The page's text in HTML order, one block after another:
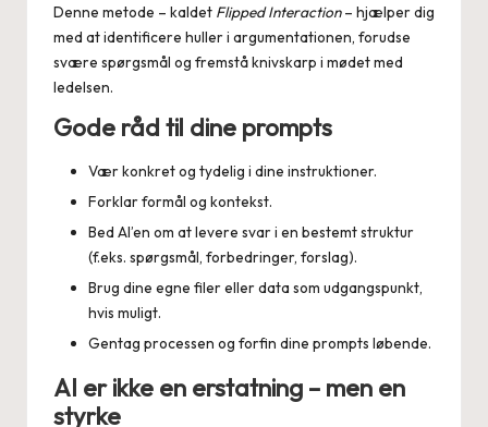
Denne metode – kaldet Flipped Interaction– hjælper dig
med at identificere huller i argumentationen, forudse
svære spørgsmål og fremstå knivskarp i mødet med
ledelsen.
Gode råd til dine prompts
Vær konkret og tydelig i dine instruktioner.
Forklar formål og kontekst.
Bed AI’en om at levere svar i en bestemt struktur
(f.eks. spørgsmål, forbedringer, forslag).
Brug dine egne filer eller data som udgangspunkt,
hvis muligt.
Gentag processen og forfin dine prompts løbende.
AI er ikke en erstatning – men en
styrke